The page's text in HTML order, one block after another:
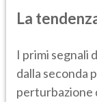
La
I primi segnali
dalla seconda
perturbazione